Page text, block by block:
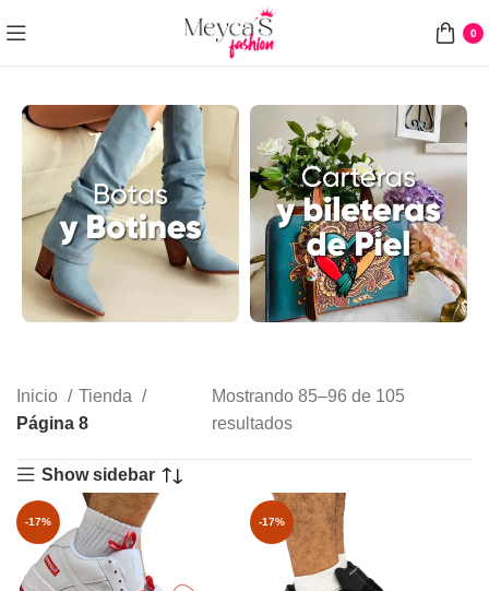
0
Inicio
Tienda
Página 8
Mostrando 85–96 de 105
resultados
Show sidebar
-17% -17%